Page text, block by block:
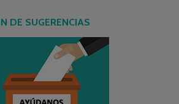
DE SUGERENCIAS